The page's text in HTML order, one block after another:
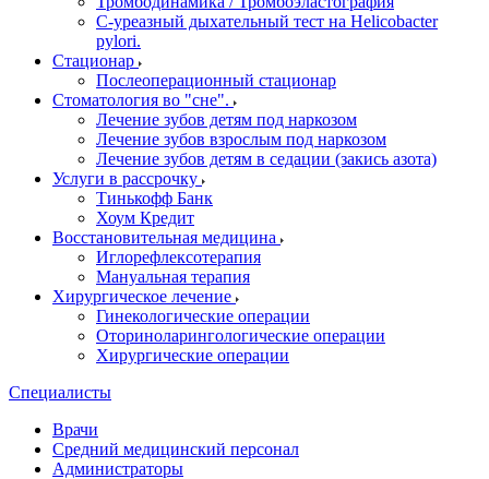
С-уреазный дыхательный тест на Helicobacter
pylori.
Стационар
Послеоперационный стационар
Стоматология во "сне".
Лечение зубов детям под наркозом
Лечение зубов взрослым под наркозом
Лечение зубов детям в седации (закись азота)
Услуги в рассрочку
Тинькофф Банк
Хоум Кредит
Восстановительная медицина
Иглорефлексотерапия
Мануальная терапия
Хирургическое лечение
Гинекологические операции
Оториноларингологические операции
Хирургические операции
Специалисты
Врачи
Средний медицинский персонал
Администраторы